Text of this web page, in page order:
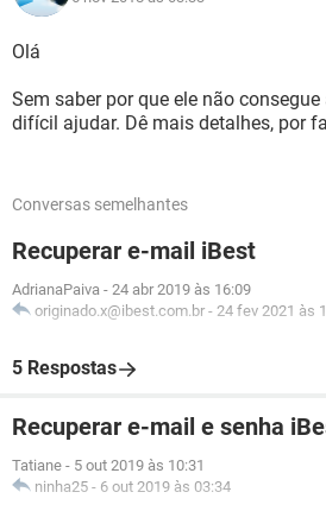
Olá
Sem saber por que ele não
difícil ajudar. Dê mais detalhes, por
Conversas semelhantes
Recuperar e-mail iBest
AdrianaPaiva - 24 abr 2019 às 16:09
originado.x@ibest.com.br - 24 fev 2021 às
5 Respostas
Recuperar e-mail e senha
Tatiane - 5 out 2019 às 10:31
ninha25 - 6 out 2019 às 03:34